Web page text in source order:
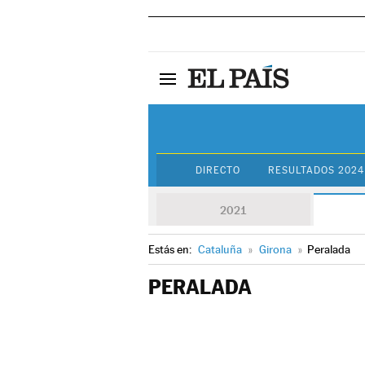
DIRECTO RESULTADOS 2024
2021
Estás en: Cataluña » Girona » Peralada
PERALADA